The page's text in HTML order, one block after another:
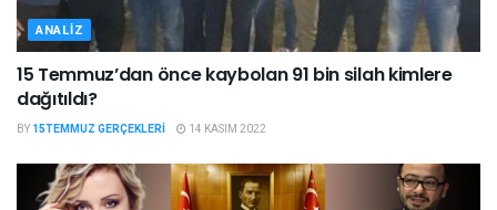
ANALIZ
15 Temmuz’dan önce kaybolan 91 bin silah kimlere
dağıtıldı?
BY 15TEMMUZ GERÇEKLERI 14 KASIM 2022